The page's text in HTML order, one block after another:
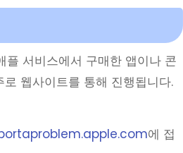
플 서비스에서 구매한 앱이나 콘
웹사이트를 통해 진행됩니다.
에 접